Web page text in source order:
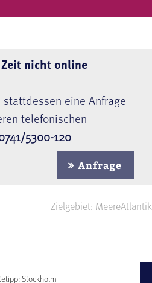
nicht online
eine Anfrage
telefonischen
5300-120
Anfrage
Zielgebiet: MeereAtlantik
Stockholm